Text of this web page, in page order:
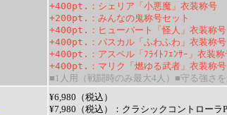
+400pt. ： シェリア「小悪魔」衣装称
+200pt. ： みんなの鬼称号セット
+400pt. ： ヒューバート「怪人」衣装称
+400pt. ： パスカル「ふわふわ」衣装称
+400pt. ： アスペル「ﾌﾗｲﾄﾌｪﾝｻｰ」衣装称
+400pt. ： マリク「燃ゆる武者」衣装称
■1人用（戦闘時のみ最大4人） ■守る強さ
¥6,980（税込）
¥7,980（税込）： クラシックコントローラ